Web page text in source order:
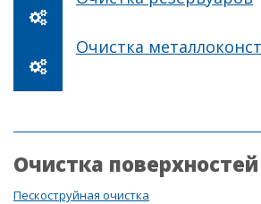
Очистка
Очистка поверхностей
Пескоструйная очистка